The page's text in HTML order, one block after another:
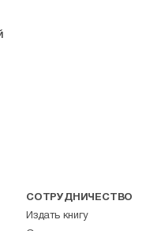
СОТРУДНИЧЕСТВО
Издать книгу